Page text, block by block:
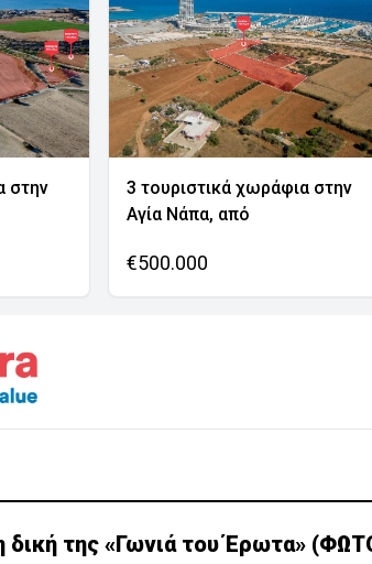
στην
3 τουριστικά χωράφια στην
Αγία Νάπα, από
€500.000
της «Γωνιά του Έρωτα»